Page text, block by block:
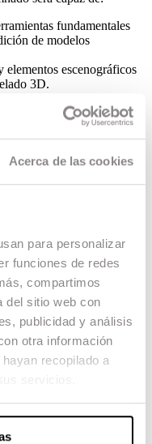
Acerca de las cookies
para personalizar
funciones de redes
compartimos
del sitio web con
publicidad y análisis
otra información
recopilado a
fundamentales
de modelos
elementos escenográficos
3D.
y comprensibles.
el uso de capas,
de trabajo eficientes.
en el diseño de
visuales básicos
visuales para la
y producción
diferentes
de proyectos
compartidos.
funcionales que
y ejecución de
audiovisuales.